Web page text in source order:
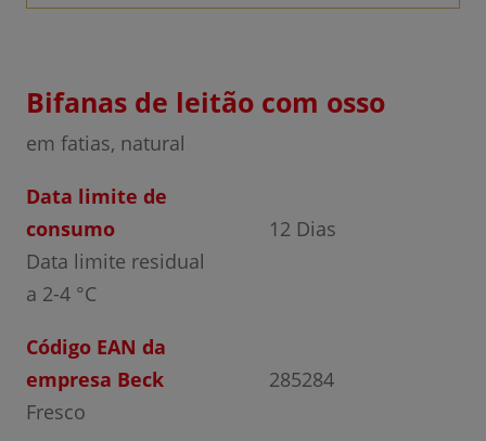
Bifanas de leitão com osso
em fatias, natural
Data limite de
consumo
Data limite residual
a 2-4 °C
12 Dias
Código EAN da
empresa Beck
Fresco
285284